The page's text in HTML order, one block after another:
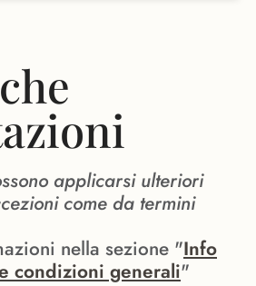
applicarsi ulteriori
come da termini
nella sezione "Info
condizioni generali"